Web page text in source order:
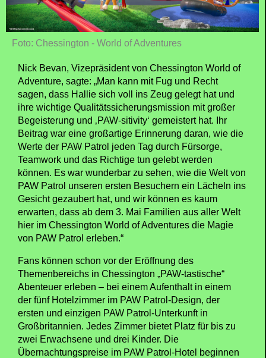
Foto: Chessington - World of Adventures
Nick Bevan, Vizepräsident von Chessington World of
Adventure, sagte: „Man kann mit Fug und Recht
sagen, dass Hallie sich voll ins Zeug gelegt hat und
ihre wichtige Qualitätssicherungsmission mit großer
Begeisterung und ‚PAW-sitivity‘ gemeistert hat. Ihr
Beitrag war eine großartige Erinnerung daran, wie die
Werte der PAW Patrol jeden Tag durch Fürsorge,
Teamwork und das Richtige tun gelebt werden
können. Es war wunderbar zu sehen, wie die Welt von
PAW Patrol unseren ersten Besuchern ein Lächeln ins
Gesicht gezaubert hat, und wir können es kaum
erwarten, dass ab dem 3. Mai Familien aus aller Welt
hier im Chessington World of Adventures die Magie
von PAW Patrol erleben.“
Fans können schon vor der Eröffnung des
Themenbereichs in Chessington „PAW-tastische“
Abenteuer erleben – bei einem Aufenthalt in einem
der fünf Hotelzimmer im PAW Patrol-Design, der
ersten und einzigen PAW Patrol-Unterkunft in
Großbritannien. Jedes Zimmer bietet Platz für bis zu
zwei Erwachsene und drei Kinder. Die
Übernachtungspreise im PAW Patrol-Hotel beginnen